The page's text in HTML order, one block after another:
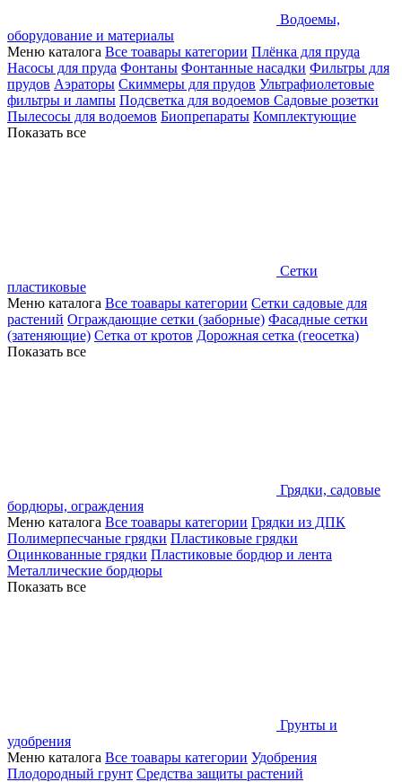
Водоемы,
оборудование и материалы
Меню каталога Все тоавары категории Плёнка для пруда
Насосы для пруда Фонтаны Фонтанные насадки Фильтры для
прудов Аэраторы Скиммеры для прудов Ультрафиолетовые
фильтры и лампы Подсветка для водоемов Садовые розетки
Пылесосы для водоемов Биопрепараты Комплектующие
Показать все
Сетки
пластиковые
Меню каталога Все тоавары категории Сетки садовые для
растений Ограждающие сетки (заборные) Фасадные сетки
(затеняющие) Сетка от кротов Дорожная сетка (геосетка)
Показать все
Грядки, садовые
бордюры, ограждения
Меню каталога Все тоавары категории Грядки из ДПК
Полимерпесчаные грядки Пластиковые грядки
Оцинкованные грядки Пластиковые бордюр и лента
Металлические бордюры
Показать все
Грунты и
удобрения
Меню каталога Все тоавары категории Удобрения
Плодородный грунт Средства защиты растений